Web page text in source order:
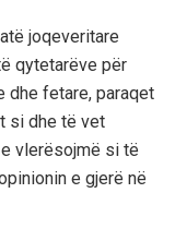
joqeveritare
qytetarëve për
dhe fetare, paraqet
si dhe të vet
e vlerësojmë si të
e gjerë në